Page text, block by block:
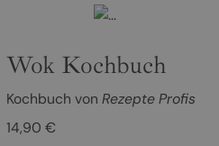
Wok Kochbuch
Kochbuch von Rezepte Profis
14,90 €